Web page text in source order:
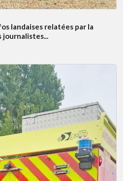
landaises relatées par la
journalistes...